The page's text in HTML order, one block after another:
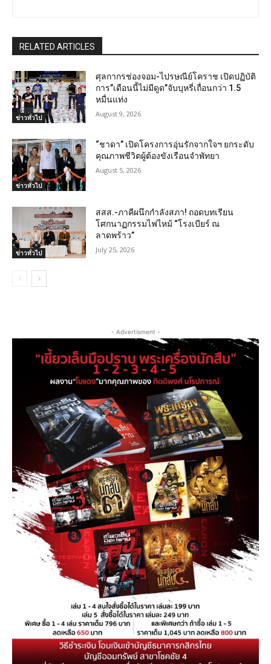
RELATED ARTICLES
ข่าวทั่วไป
ศุลกากรช่องจอม-ไปรษณีย์โคราช เปิดปฏิบัติ
การ”เดือนนี้ไม่มีดูด”จับบุหรี่เถื่อนกว่า 1.5
หมื่นแท่ง
August 9, 2026
ข่าวทั่วไป
“ชาดา” เปิดโครงการอุ่นรักจากใจฯ ยกระดับ
คุณภาพชีวิตผู้ต้องขังเรือนจำพัทยา
August 5, 2026
ข่าวทั่วไป
สสส.-ภาคีผนึกกำลังสภา! ถอดบทเรียน
โศกนาฏกรรมไฟไหม้ “โรงเบียร์ ณ
ลาดพร้าว”
July 25, 2026
- Advertisment -